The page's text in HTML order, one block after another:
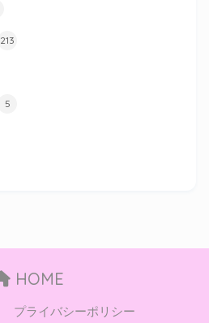
213
5
HOME
プライバシーポリシー